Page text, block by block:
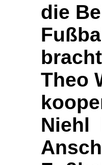
die
Theo
Niehl